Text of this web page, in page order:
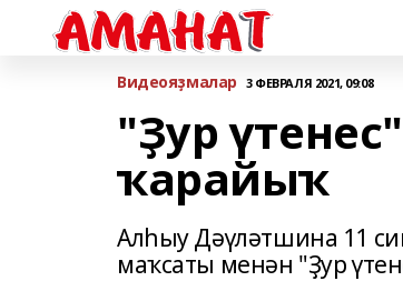
Bидеояҙмалар 3 ФЕВРАЛЯ 2021, 09:08
"Ҙур
ҡарайыҡ
Алһыу Дәүләтшина 11
маҡсаты менән "Ҙур